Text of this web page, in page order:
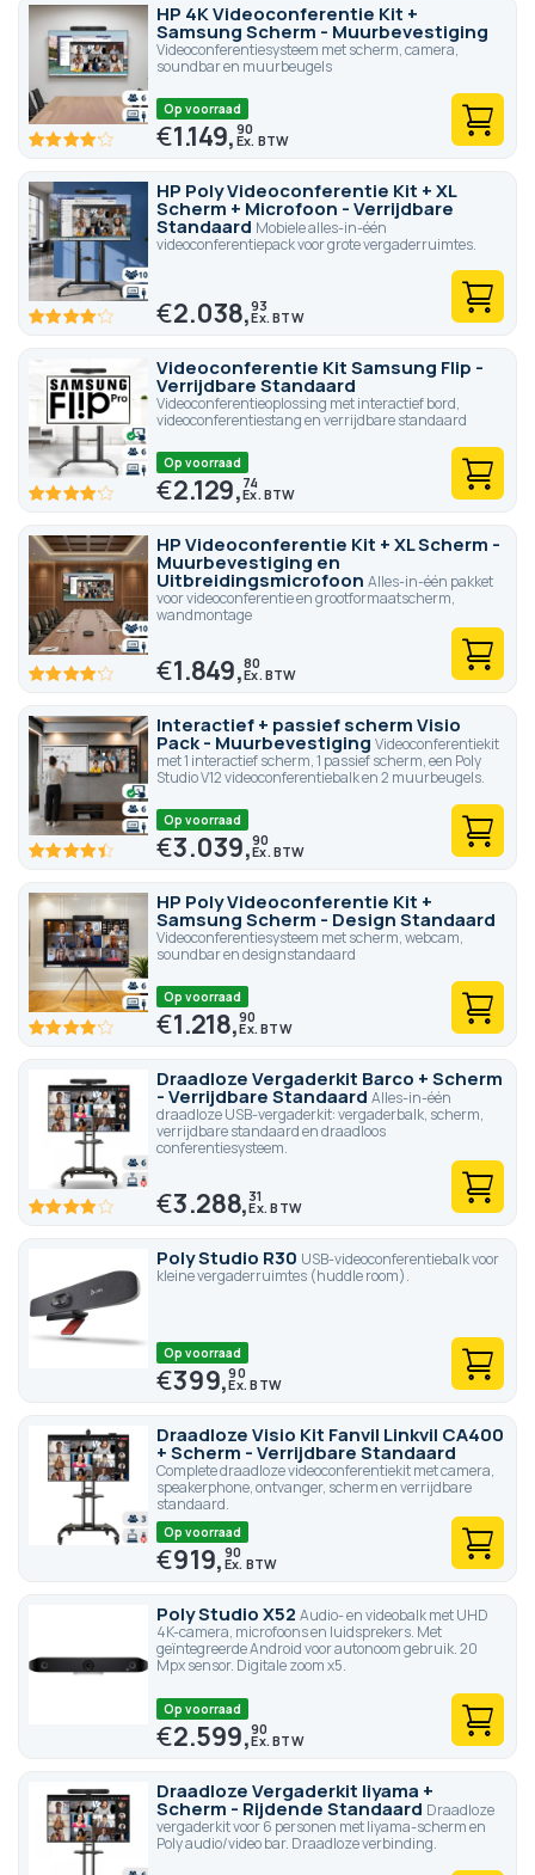
HP 4K Videoconferentie Kit +
Samsung Scherm - Muurbevestiging
Videoconferentiesysteem met scherm, camera,
soundbar en muurbeugels
82.6100
Op voorraad
€1.149,90
HP Poly Videoconferentie Kit + XL
Scherm + Microfoon - Verrijdbare
Standaard Mobiele alles-in-één
videoconferentiepack voor grote vergaderruimtes.
82.2100 €2.038,93
Videoconferentie Kit Samsung Flip -
Verrijdbare Standaard
Videoconferentieoplossing met interactief bord,
videoconferentiestang en verrijdbare standaard
82.6100
Op voorraad
€2.129,74
HP Videoconferentie Kit + XL Scherm -
Muurbevestiging en
Uitbreidingsmicrofoon Alles-in-één pakket
voor videoconferentie en grootformaatscherm,
wandmontage
82.2100 €1.849,80
Interactief + passief scherm Visio
Pack - Muurbevestiging Videoconferentiekit
met 1 interactief scherm, 1 passief scherm, een Poly
Studio V12 videoconferentiebalk en 2 muurbeugels.
88.6 100
Op voorraad
€3.039,90
HP Poly Videoconferentie Kit +
Samsung Scherm - Design Standaard
Videoconferentiesysteem met scherm, webcam,
soundbar en designstandaard
82.6100
Op voorraad
€1.218,90
Draadloze Vergaderkit Barco + Scherm
- Verrijdbare Standaard Alles-in-één
draadloze USB-vergaderkit: vergaderbalk, scherm,
verrijdbare standaard en draadloos
conferentiesysteem.
80 100 €3.288,31
Poly Studio R30 USB-videoconferentiebalk voor
kleine vergaderruimtes (huddle room).
Op voorraad
€399,90
Draadloze Visio Kit Fanvil Linkvil CA400
+ Scherm - Verrijdbare Standaard
Complete draadloze videoconferentiekit met camera,
speakerphone, ontvanger, scherm en verrijdbare
standaard.
Op voorraad
€919,90
Poly Studio X52 Audio- en videobalk met UHD
4K-camera, microfoons en luidsprekers. Met
geïntegreerde Android voor autonoom gebruik. 20
Mpx sensor. Digitale zoom x5.
Op voorraad
€2.599,90
Draadloze Vergaderkit Iiyama +
Scherm - Rijdende Standaard Draadloze
vergaderkit voor 6 personen met Iiyama-scherm en
Poly audio/video bar. Draadloze verbinding.